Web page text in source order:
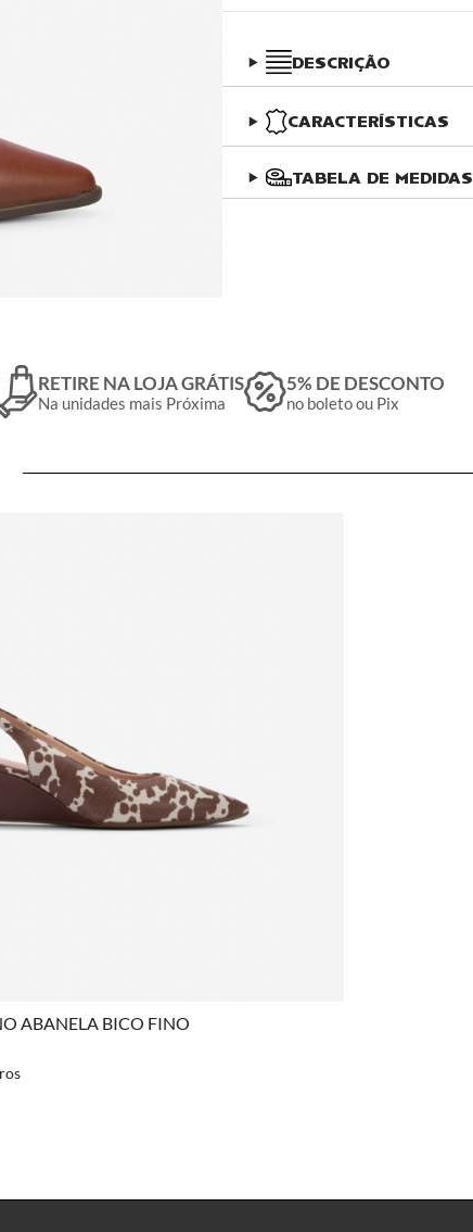
DESCRIÇÃO
CARACTERÍSTICAS
TABELA DE MEDIDAS
RETIRE NA LOJA GRÁTIS
Na unidades mais Próxima
5% DE DESCONTO
no boleto ou Pix
ABANELA BICO FINO